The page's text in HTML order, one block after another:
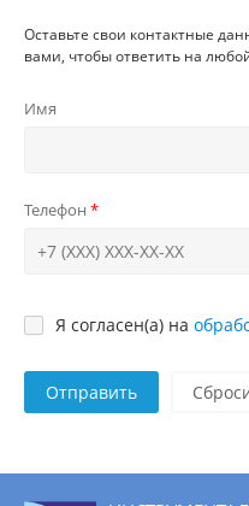
Оставьте свои контактные
вами, чтобы ответить на
Имя
Телефон
Я согласен(а) на
Отправить